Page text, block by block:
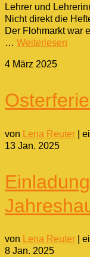
Lehrer und
Nicht direkt die
Der Flohmarkt war
… Weiterlesen
4 März 2025
von Lena Reuter
13 Jan. 2025
von Lena Reuter
8 Jan. 2025